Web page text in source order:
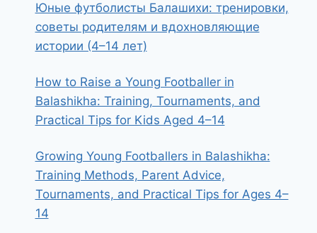
Юные футболисты Балашихи: тренировки,
советы родителям и вдохновляющие
истории (4–14 лет)
How to Raise a Young Footballer in
Balashikha: Training, Tournaments, and
Practical Tips for Kids Aged 4–14
Growing Young Footballers in Balashikha:
Training Methods, Parent Advice,
Tournaments, and Practical Tips for Ages 4–
14